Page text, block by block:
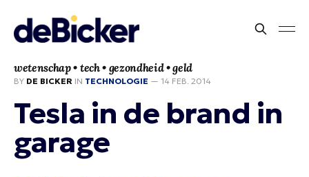
wetenschap • tech • gezondheid • geld
BY DE BICKER IN TECHNOLOGIE — 14 FEB. 2014
Tesla in de brand in
garage